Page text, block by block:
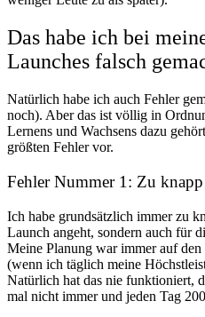
Das habe ich bei
Launches falsch
Natürlich habe ich auch Fehler
noch). Aber das ist völlig in
Lernens und Wachsens dazu
größten Fehler vor.
Fehler Nummer 1: Zu
Ich habe grundsätzlich immer zu
Launch angeht, sondern auch für
Meine Planung war immer auf
(wenn ich täglich meine
Natürlich hat das nie funktioniert,
mal nicht immer und jeden Tag